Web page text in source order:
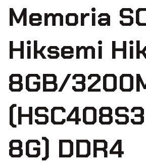
Memoria
Hiksemi
8GB/
8G) DDR4